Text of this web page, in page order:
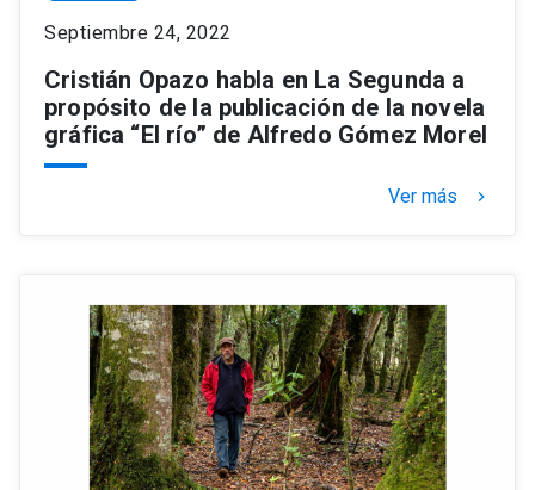
Septiembre 24, 2022
Cristián Opazo habla en La Segunda a
propósito de la publicación de la novela
gráfica “El río” de Alfredo Gómez Morel
Ver más keyboard_arrow_right